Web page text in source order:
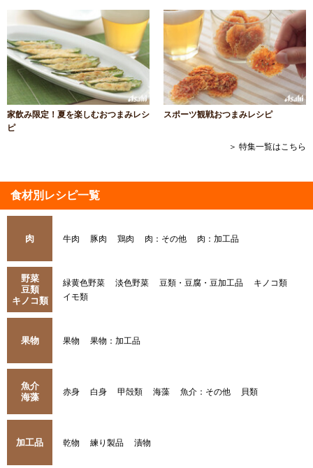
家飲み限定！夏を楽しむおつまみレシ
ピ
スポーツ観戦おつまみレシピ
＞ 特集一覧はこちら
食材別レシピ一覧
肉 牛肉 豚肉 鶏肉 肉：その他 肉：加工品
野菜
豆類
キノコ類
緑黄色野菜 淡色野菜 豆類・豆腐・豆加工品
キノコ類
イモ類
果物 果物 果物：加工品
魚介
海藻
赤身 白身 甲殻類 海藻 魚介：その他 貝類
加工品 乾物 練り製品 漬物